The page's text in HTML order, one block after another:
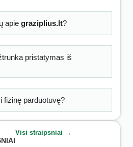
apie graziplius.lt?
pristatymas iš
fizinę parduotuvę?
Visi straipsniai →